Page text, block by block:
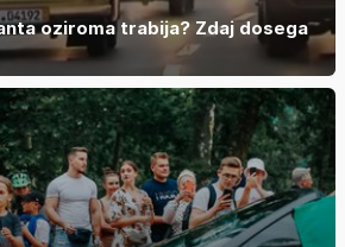
oziroma trabija? Zdaj dosega